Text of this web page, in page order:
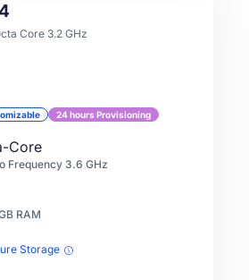
Core 3.2 GHz
24 hours Provisioning
Core
Frequency 3.6 GHz
RAM
Storage